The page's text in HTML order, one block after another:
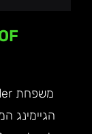
הגיימינג